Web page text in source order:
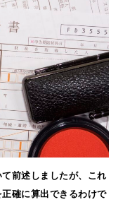
前述しましたが、これ
確に算出できるわけで